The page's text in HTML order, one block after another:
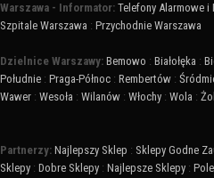
Warszawa - Informator: Telefony Alarmowe i
Szpitale Warszawa : Przychodnie Warszawa
Dzielnice Warszawy: Bemowo : Białołęka :
Południe : Praga-Północ : Rembertów :
Wawer : Wesoła : Wilanów : Włochy : Wola :
Partnerzy: Najlepszy Sklep : Sklepy Godne
Sklepy : Dobre Sklepy : Najlepsze Sklepy :